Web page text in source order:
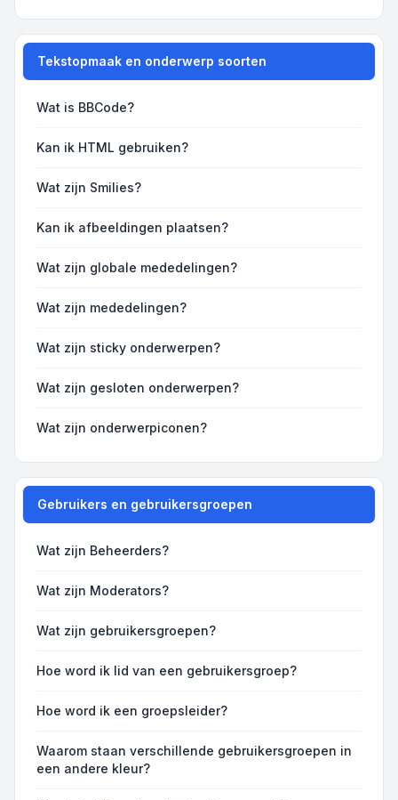
Tekstopmaak en onderwerp soorten
Wat is BBCode?
Kan ik HTML gebruiken?
Wat zijn Smilies?
Kan ik afbeeldingen plaatsen?
Wat zijn globale mededelingen?
Wat zijn mededelingen?
Wat zijn sticky onderwerpen?
Wat zijn gesloten onderwerpen?
Wat zijn onderwerpiconen?
Gebruikers en gebruikersgroepen
Wat zijn Beheerders?
Wat zijn Moderators?
Wat zijn gebruikersgroepen?
Hoe word ik lid van een gebruikersgroep?
Hoe word ik een groepsleider?
Waarom staan verschillende gebruikersgroepen in
een andere kleur?